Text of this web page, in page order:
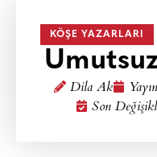
KÖŞE YAZARLARI
Dila Ak
Son